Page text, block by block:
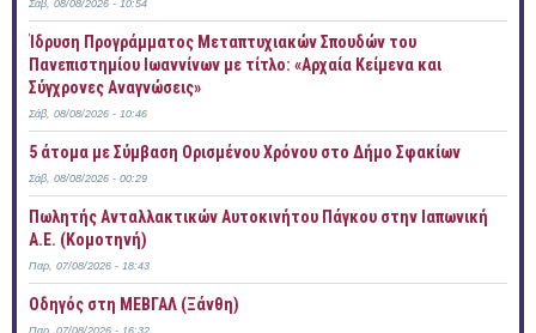
Σάβ, 08/08/2026 - 10:54
Ίδρυση Προγράμματος Μεταπτυχιακών Σπουδών του
Πανεπιστημίου Ιωαννίνων με τίτλο: «Αρχαία Κείμενα και
Σύγχρονες Αναγνώσεις»
Σάβ, 08/08/2026 - 10:46
5 άτομα με Σύμβαση Ορισμένου Χρόνου στο Δήμο Σφακίων
Σάβ, 08/08/2026 - 00:29
Πωλητής Ανταλλακτικών Αυτοκινήτου Πάγκου στην Ιαπωνική
Α.Ε. (Κομοτηνή)
Παρ, 07/08/2026 - 18:43
Οδηγός στη ΜΕΒΓΑΛ (Ξάνθη)